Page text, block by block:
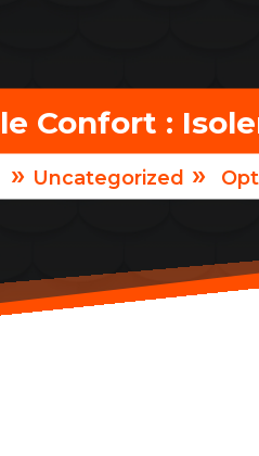
Confort :
» Uncategorized »